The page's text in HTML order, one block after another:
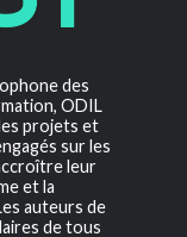
des
ODIL
projets et
sur les
leur
et la
auteurs de
de tous